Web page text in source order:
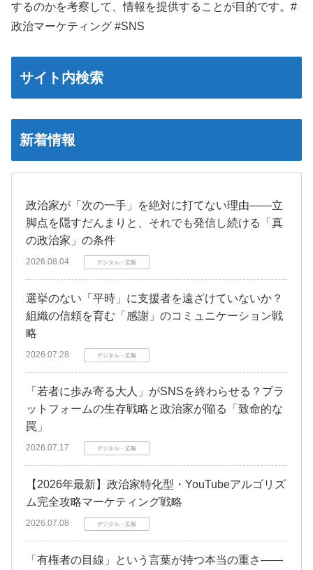
するのかを考察して、情報を提供することが目的です。#
政治マーケティング #SNS
サイト内検索
新着情報
政治家が「次の一手」を絶対に打てない理由――立
脚点を隠すだんまりと、それでも発信し続ける「真
の政治家」の条件
2026.08.04 デジタル・広報
選挙のない「平時」に支援者を遠ざけていないか？
組織の信頼を育む「感謝」のコミュニケーション戦
略
2026.07.28 デジタル・広報
「若者に歩み寄る大人」がSNSを終わらせる？プラ
ットフォームの生存戦略と政治家が陥る「致命的な
罠」
2026.07.17 デジタル・広報
【2026年最新】政治家特化型・YouTubeアルゴリズ
ム完全攻略マーケティング戦略
2026.07.08 デジタル・広報
「有権者の目線」という言葉が持つ本当の重さ――